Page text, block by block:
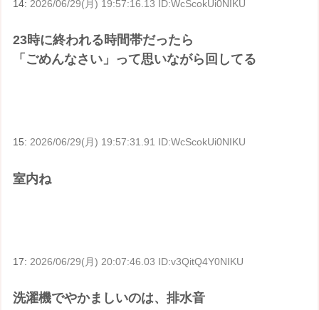
14: 2026/06/29(月) 19:57:16.13 ID:WcScokUi0NIKU
23時に終われる時間帯だったら
「ごめんなさい」って思いながら回してる
15:2026/06/29(月) 19:57:31.91 ID:WcScokUi0NIKU
室内ね
17: 2026/06/29(月) 20:07:46.03 ID:v3QitQ4Y0NIKU
洗濯機でやかましいのは、排水音